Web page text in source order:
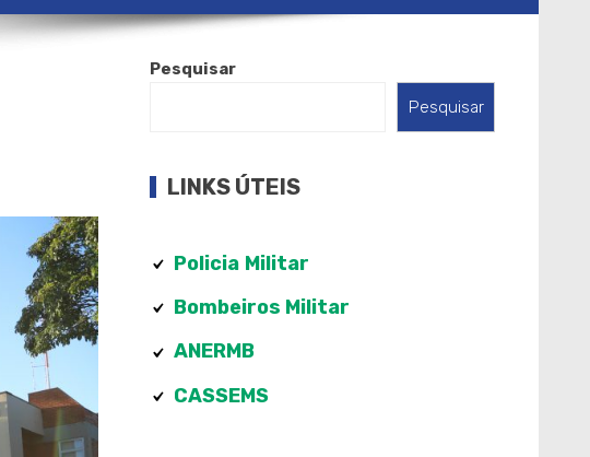
Pesquisar
Pesquisar
LINKS ÚTEIS
Policia Militar
Bombeiros Militar
ANERMB
CASSEMS